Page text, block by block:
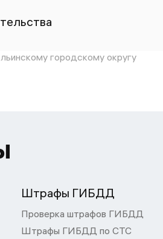
городскому округу
Штрафы ГИБДД
Проверка штрафов ГИБДД
Штрафы ГИБДД по СТС